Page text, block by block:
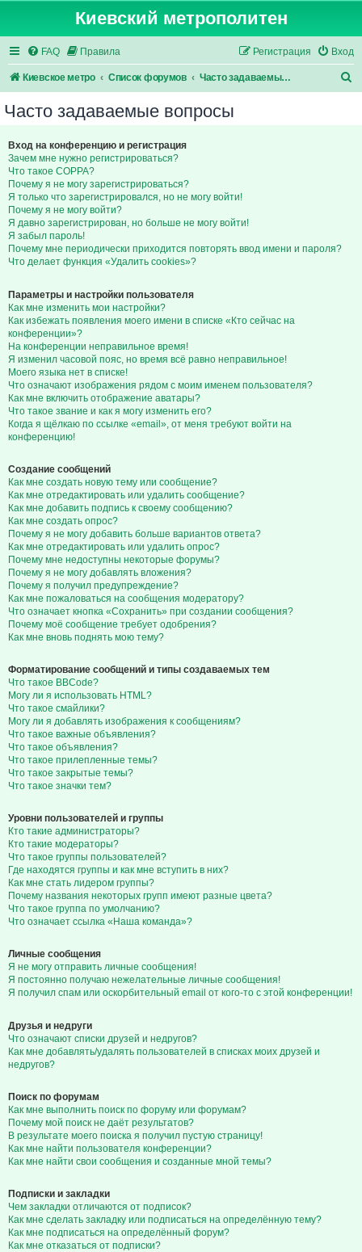
Киевский метрополитен
FAQ Правила Вход
Регистрация
Киевское метро Список форумов Часто задаваемые вопросы
Часто задаваемые вопросы
Вход на конференцию и регистрация
Зачем мне нужно регистрироваться?
Что такое COPPA?
Почему я не могу зарегистрироваться?
Я только что зарегистрировался, но не могу войти!
Почему я не могу войти?
Я давно зарегистрирован, но больше не могу войти!
Я забыл пароль!
Почему мне периодически приходится повторять ввод имени и пароля?
Что делает функция «Удалить cookies»?
Параметры и настройки пользователя
Как мне изменить мои настройки?
Как избежать появления моего имени в списке «Кто сейчас на
конференции»?
На конференции неправильное время!
Я изменил часовой пояс, но время всё равно неправильное!
Моего языка нет в списке!
Что означают изображения рядом с моим именем пользователя?
Как мне включить отображение аватары?
Что такое звание и как я могу изменить его?
Когда я щёлкаю по ссылке «email», от меня требуют войти на
конференцию!
Создание сообщений
Как мне создать новую тему или сообщение?
Как мне отредактировать или удалить сообщение?
Как мне добавить подпись к своему сообщению?
Как мне создать опрос?
Почему я не могу добавить больше вариантов ответа?
Как мне отредактировать или удалить опрос?
Почему мне недоступны некоторые форумы?
Почему я не могу добавлять вложения?
Почему я получил предупреждение?
Как мне пожаловаться на сообщения модератору?
Что означает кнопка «Сохранить» при создании сообщения?
Почему моё сообщение требует одобрения?
Как мне вновь поднять мою тему?
Форматирование сообщений и типы создаваемых тем
Что такое BBCode?
Могу ли я использовать HTML?
Что такое смайлики?
Могу ли я добавлять изображения к сообщениям?
Что такое важные объявления?
Что такое объявления?
Что такое прилепленные темы?
Что такое закрытые темы?
Что такое значки тем?
Уровни пользователей и группы
Кто такие администраторы?
Кто такие модераторы?
Что такое группы пользователей?
Где находятся группы и как мне вступить в них?
Как мне стать лидером группы?
Почему названия некоторых групп имеют разные цвета?
Что такое группа по умолчанию?
Что означает ссылка «Наша команда»?
Личные сообщения
Я не могу отправить личные сообщения!
Я постоянно получаю нежелательные личные сообщения!
Я получил спам или оскорбительный email от кого-то с этой конференции!
Друзья и недруги
Что означают списки друзей и недругов?
Как мне добавлять/удалять пользователей в списках моих друзей и
недругов?
Поиск по форумам
Как мне выполнить поиск по форуму или форумам?
Почему мой поиск не даёт результатов?
В результате моего поиска я получил пустую страницу!
Как мне найти пользователя конференции?
Как мне найти свои сообщения и созданные мной темы?
Подписки и закладки
Чем закладки отличаются от подписок?
Как мне сделать закладку или подписаться на определённую тему?
Как мне подписаться на определённый форум?
Как мне отказаться от подписки?